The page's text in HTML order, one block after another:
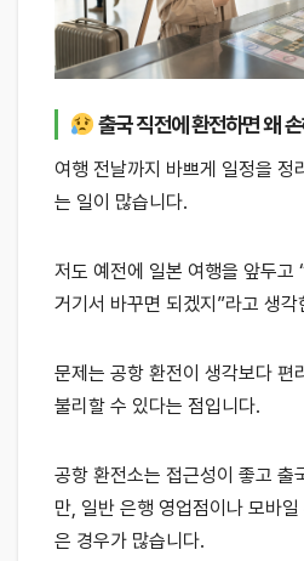
출국 직전에 환전하면 왜
여행 전날까지 바쁘게 일정을 정
는 일이 많습니다.
저도 예전에 일본 여행을 앞두고
거기서 바꾸면 되겠지”라고 생
문제는 공항 환전이 생각보다 편
불리할 수 있다는 점입니다.
공항 환전소는 접근성이 좋고 출
만, 일반 은행 영업점이나 모바
은 경우가 많습니다.